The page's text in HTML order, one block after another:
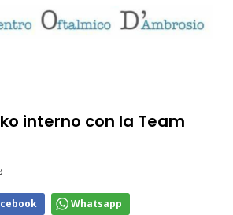
interno con la Team
Whatsapp